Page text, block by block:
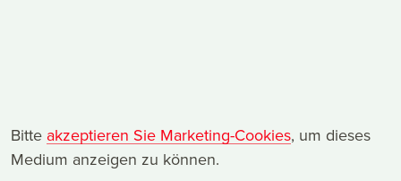
Bitte akzeptieren Sie Marketing-Cookies, um dieses
Medium anzeigen zu können.